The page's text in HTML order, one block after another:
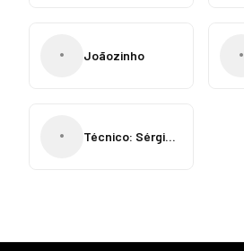
• Joãozinho •
• Técnico: Sérgio Lopes